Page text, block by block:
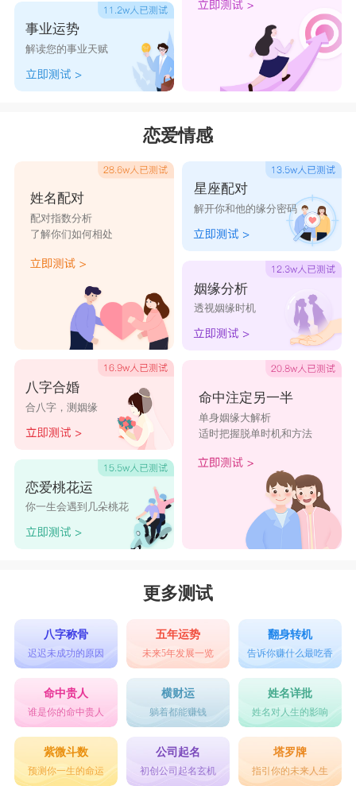
事业运势
解读您的事业天赋
恋爱情感
姓名配对
配对指数分析
了解你们如何相处
八字合婚
合八字，测姻缘
恋爱桃花运
你一生会遇到几朵桃花
星座配对
解开你和他的缘分密码
姻缘分析
透视姻缘时机
命中注定另一半
单身姻缘大解析
适时把握脱单时机和方法
更多测试
八字称骨
迟迟未成功的原因
五年运势
未来5年发展一览
翻身转机
告诉你赚什么最吃香
命中贵人
谁是你的命中贵人
横财运
躺着都能赚钱
姓名详批
姓名对人生的影响
紫微斗数
预测你一生的命运
公司起名
初创公司起名玄机
塔罗牌
指引你的未来人生